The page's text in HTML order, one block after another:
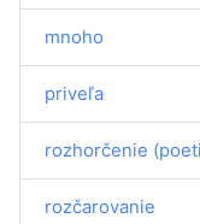
mnoho
priveľa
rozhorčenie
rozčarovanie